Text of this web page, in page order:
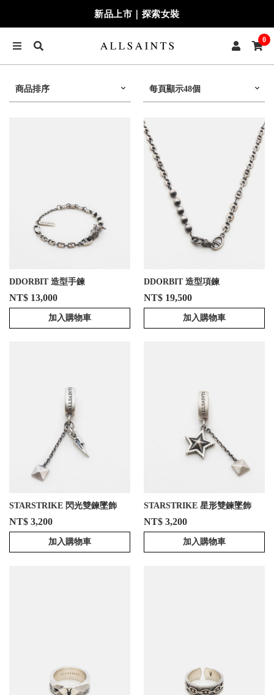
新品上市｜探索女裝
0
商品排序 每頁顯示48個
DDORBIT 造型手鍊
NT$ 13,000
加入購物車
DDORBIT 造型項鍊
NT$ 19,500
加入購物車
STARSTRIKE 閃光雙鍊墜飾
NT$ 3,200
加入購物車
STARSTRIKE 星形雙鍊墜飾
NT$ 3,200
加入購物車